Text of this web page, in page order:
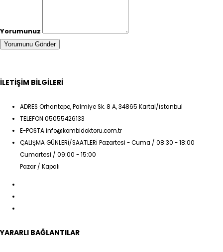
Yorumunuz
İLETİŞİM BİLGİLERİ
ADRES Orhantepe, Palmiye Sk. 8 A, 34865 Kartal/İstanbul
TELEFON 05055426133
E-POSTAinfo@kombidoktoru.com.tr
ÇALIŞMA GÜNLERİ/SAATLERİ Pazartesi - Cuma / 08:30 - 18:00
Cumartesi / 09:00 - 15:00
Pazar / Kapalı
YARARLI BAĞLANTILAR